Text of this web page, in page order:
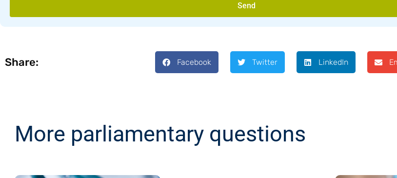
Send
Share: Facebook Twitter LinkedIn
More parliamentary questions